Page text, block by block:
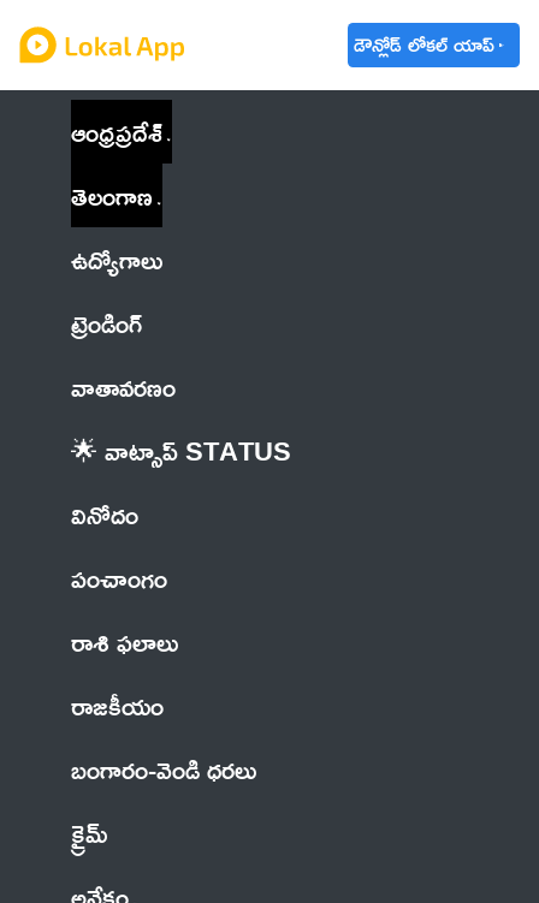
డౌన్లోడ్ లోకల్ యాప్
ఆంధ్రప్రదేశ్
తెలంగాణ
ఉద్యోగాలు
ట్రెండింగ్
వాతావరణం
🌟 వాట్సాప్ STATUS
వినోదం
పంచాంగం
రాశి ఫలాలు
రాజకీయం
బంగారం-వెండి ధరలు
క్రైమ్